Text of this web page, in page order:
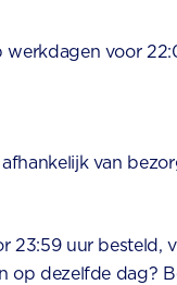
voor
van
23:59 uur besteld,
op dezelfde dag?